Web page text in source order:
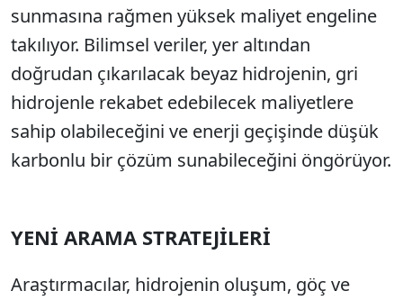
sunmasına rağmen yüksek maliyet engeline
takılıyor. Bilimsel veriler, yer altından
doğrudan çıkarılacak beyaz hidrojenin, gri
hidrojenle rekabet edebilecek maliyetlere
sahip olabileceğini ve enerji geçişinde düşük
karbonlu bir çözüm sunabileceğini öngörüyor.
YENİ ARAMA STRATEJİLERİ
Araştırmacılar, hidrojenin oluşum, göç ve